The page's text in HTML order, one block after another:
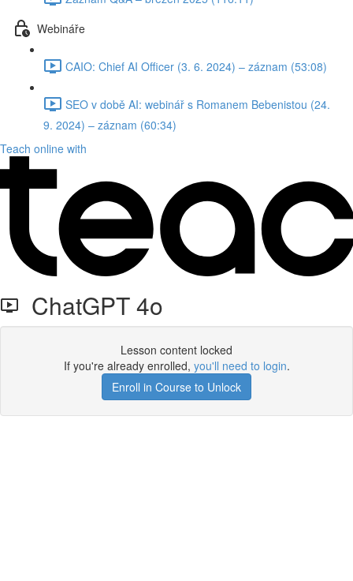
Webináře
CAIO: Chief AI Officer (3. 6. 2024) – záznam (53:08)
SEO v době AI: webinář s Romanem Bebenistou (24.
9. 2024) – záznam (60:34)
Teach online with
ChatGPT 4o
Lesson content locked
If you're already enrolled, you'll need to login.
Enroll in Course to Unlock